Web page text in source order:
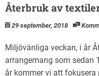
Återbruk av
29 september, 2018
Miljövänliga veckan, i år
arrangemang som sedan
år kommer vi att